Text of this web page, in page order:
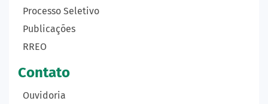
Processo Seletivo
Publicações
RREO
Contato
Ouvidoria